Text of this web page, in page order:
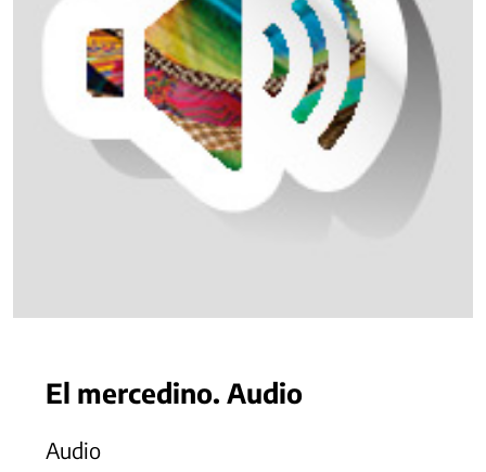
El mercedino. Audio
Audio